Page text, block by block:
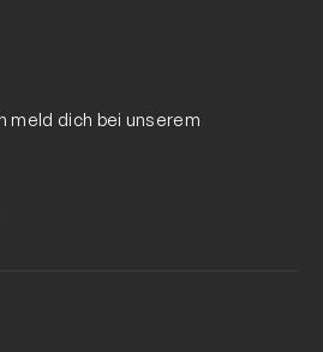
meld dich bei unserem